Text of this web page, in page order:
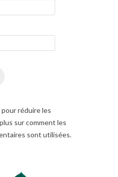
réduire les
sur comment les
sont utilisées.